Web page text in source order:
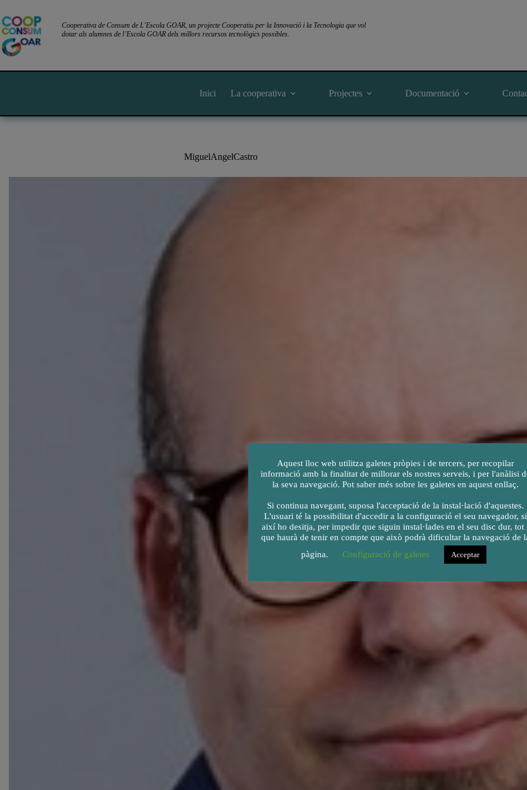
al
contingut
Cooperativa de Consum de L'Escola GOAR, un projecte Cooperatiu per la Innovació i la Tecnologia que vol
dotar als alumnes de l’Escola GOAR dels millors recursos tecnològics possibles.
Inici La cooperativa Projectes Documentació
MiguelAngelCastro
Aquest lloc web utilitza galetes pròpies i de tercers, per recopilar
informació amb la finalitat de millorar els nostres serveis, i per l'anàlisi
Si continua navegant, suposa l'acceptació de la instal·lació d'aquestes.
L'usuari té la possibilitat d'accedir a la configuració el seu navegador, si
així ho desitja, per impedir que siguin instal·lades en el seu disc dur, tot
que haurà de tenir en compte que això podrà dificultar la navegació de
Acceptar